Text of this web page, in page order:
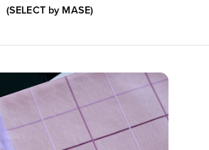
(SELECT by MASE)